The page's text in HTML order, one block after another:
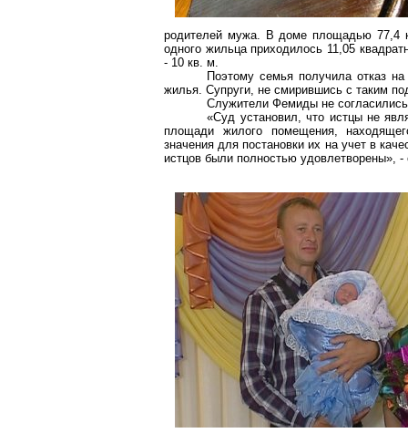
родителей мужа. В доме площадью 77,4
одного жильца приходилось 11,05
- 10 кв. м.
Поэтому семья получила отказ
жилья. Супруги, не смирившись с таким
Служители Фемиды не
«Суд установил, что истцы не
площади жилого помещения,
значения для постановки их на учет в
истцов были полностью удовлетворены»,